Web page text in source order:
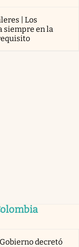
| Los
siempre en la
decretó